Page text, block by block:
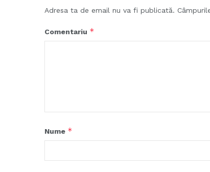
Adresa ta de email nu va fi publicată.
Comentariu *
Nume *